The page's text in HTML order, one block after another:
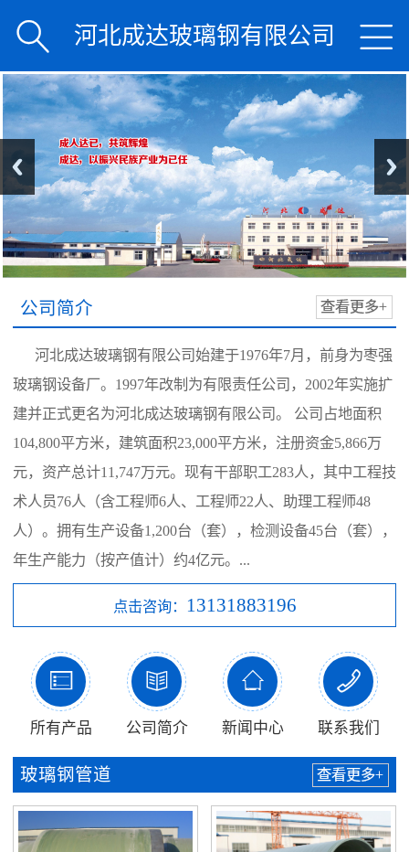

 河北成达玻璃钢有限公司
公司简介 查看更多+
河北成达玻璃钢有限公司始建于1976年7月，前身为枣强
玻璃钢设备厂。1997年改制为有限责任公司，2002年实施扩
建并正式更名为河北成达玻璃钢有限公司。 公司占地面积
104,800平方米，建筑面积23,000平方米，注册资金5,866万
元，资产总计11,747万元。现有干部职工283人，其中工程技
术人员76人（含工程师6人、工程师22人、助理工程师48
人）。拥有生产设备1,200台（套），检测设备45台（套），
年生产能力（按产值计）约4亿元。...
点击咨询： 13131883196

所有产品

公司简介

新闻中心

联系我们
玻璃钢管道 查看更多+